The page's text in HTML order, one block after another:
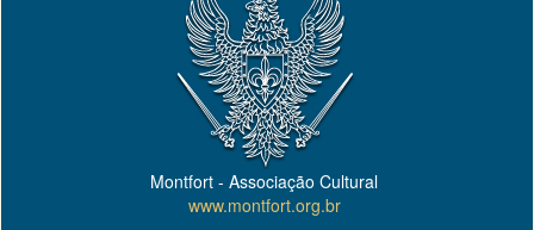
Montfort - Associação Cultural
www.montfort.org.br